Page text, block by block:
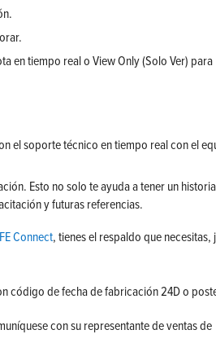
en tiempo real o View Only (Solo Ver) para
el soporte técnico en tiempo real con el
Esto no solo te ayuda a tener un
y futuras referencias.
Connect, tienes el respaldo que necesitas,
código de fecha de fabricación 24D o
con su representante de ventas de